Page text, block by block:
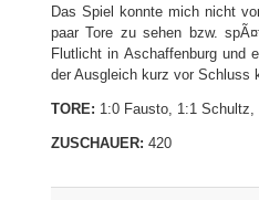
Das Spiel konnte mich nicht
paar Tore zu sehen bzw.
Flutlicht in Aschaffenburg und
der Ausgleich kurz vor Schluss
TORE: 1:0 Fausto, 1:1
ZUSCHAUER: 420